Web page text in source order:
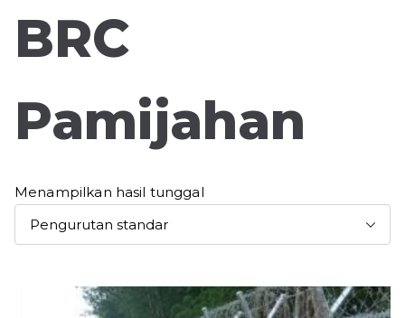
BRC
Pamijahan
Menampilkan hasil tunggal